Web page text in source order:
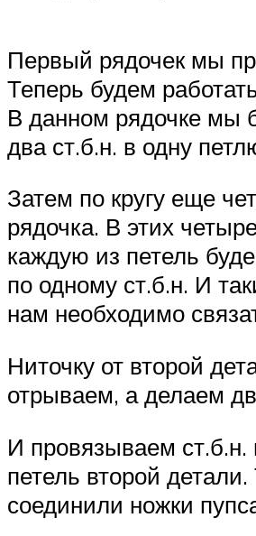
Первый рядочек мы
Теперь будем
В данном рядочке мы
два ст.б.н. в одну
Затем по кругу еще
рядочка. В этих
каждую из петель
по одному ст.б.н. И
нам необходимо
Ниточку от второй
отрываем, а делаем
И провязываем ст.б.н.
петель второй
соединили ножки